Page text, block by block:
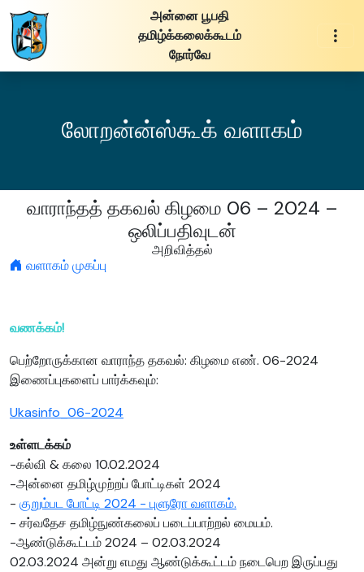
அன்னை பூபதி
தமிழ்க்கலைக்கூடம்
நோர்வே
லோறன்ன்ஸ்கூக் வளாகம்
வாராந்தத் தகவல் கிழமை 06 – 2024 –
ஒலிப்பதிவுடன்
அறிவித்தல்
வளாகம் முகப்பு
வணக்கம்!
பெற்றோருக்கான வாராந்த தகவல்: கிழமை எண். 06-2024
இணைப்புகளைப் பார்க்கவும்:
Ukasinfo_06-2024
உள்ளடக்கம்
-கல்வி & கலை 10.02.2024
-அன்னை தமிழ்முற்றப் போட்டிகள் 2024
- குறும்பட போட்டி 2024 - புளுரோ வளாகம்.
- சர்வதேச தமிழ்நுண்கலைப் படைப்பாற்றல் மையம்.
-ஆண்டுக்கூட்டம் 2024 – 02.03.2024
02.03.2024 அன்று எமது ஆண்டுக்கூட்டம் நடைபெற இருப்பது